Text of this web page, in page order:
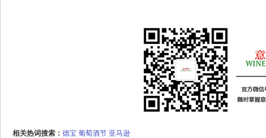
相关热词搜索： 德宝 葡萄酒节 亚马逊